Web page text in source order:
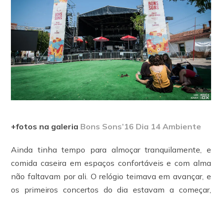
+fotos na galeria Bons Sons’16 Dia 14 Ambiente
Ainda tinha tempo para almoçar tranquilamente, e
comida caseira em espaços confortáveis e com alma
não faltavam por ali. O relógio teimava em avançar, e
os primeiros concertos do dia estavam a começar,